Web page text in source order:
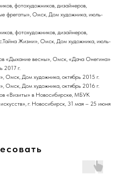
фотохудожников, дизайнеров,
фрегаты», Омск, Дом художника, июль-
фотохудожников, дизайнеров,
Жизни», Омск, Дом художника, июль-
«Дыхание весны», Омск, «Дача Онегина»
2017 г.
Омск, Дом художника, октябрь 2015 г.
Омск, Дом художника, октябрь 2016 г.
«Визиты» в Новосибирске, МБУК
г. Новосибирск, 31 мая – 25 июня